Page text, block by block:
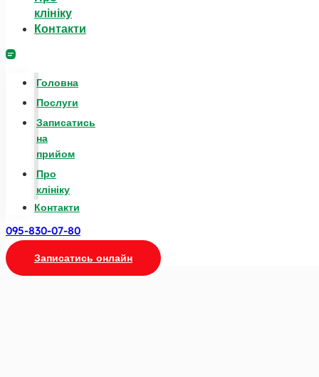
клініку
Контакти
Головна
Послуги
Записатись
на
прийом
Про
клініку
Контакти
095-830-07-80
Записатись онлайн